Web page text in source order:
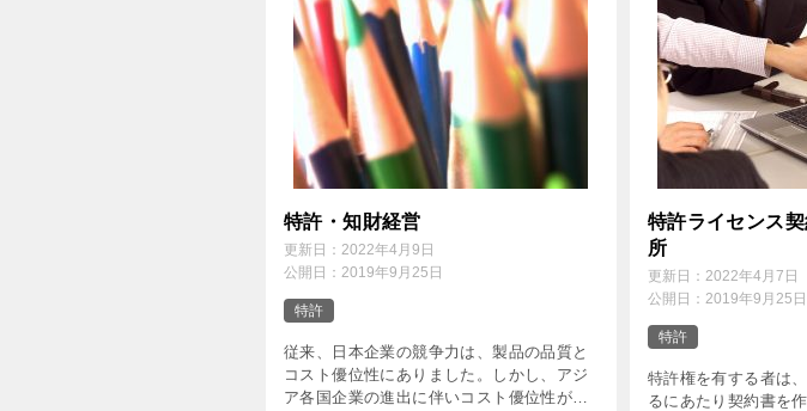
特許・知財経営
更新日： 2022年4月9日
公開日： 2019年9月25日
特許
従来、日本企業の競争力は、製品の品質と
コスト優位性にありました。しかし、アジ
ア各国企業の進出に伴いコスト優位性がな
特許ライセンス
所
更新日： 2022年4月7日
公開日： 2019年9月25日
特許
特許権を有する者は
るにあたり契約書を